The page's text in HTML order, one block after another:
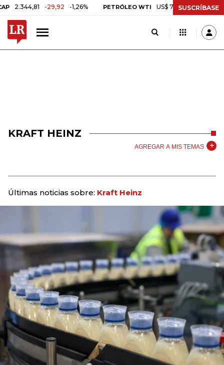
-29,92 -1,26% PETRÓLEO WTI US$ 75,09 -US$ 0,24 -
SUSCRÍBASE
KRAFT HEINZ
AGREGAR A MIS TEMAS
Últimas noticias sobre: Kraft Heinz